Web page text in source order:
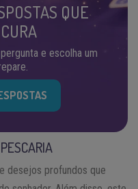
QUE
e escolha um
desejos profundos que